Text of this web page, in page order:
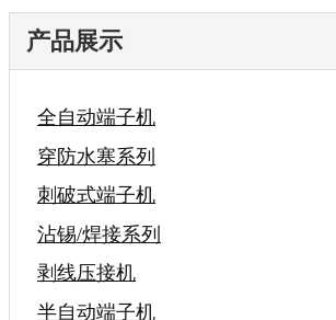
产品展示
全自动端子机
穿防水塞系列
刺破式端子机
沾锡/焊接系列
剥线压接机
半自动端子机